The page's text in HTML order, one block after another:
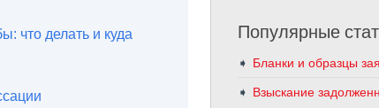
что делать и куда
Популярные
Бланки и образцы
Взыскание